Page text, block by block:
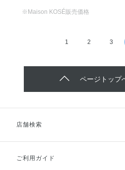
※Maison KOSÉ販売価格
1 2 3
ページトップ
店舗検索
ご利用ガイド